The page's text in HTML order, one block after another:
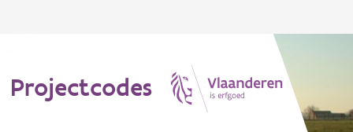
Projectcodes